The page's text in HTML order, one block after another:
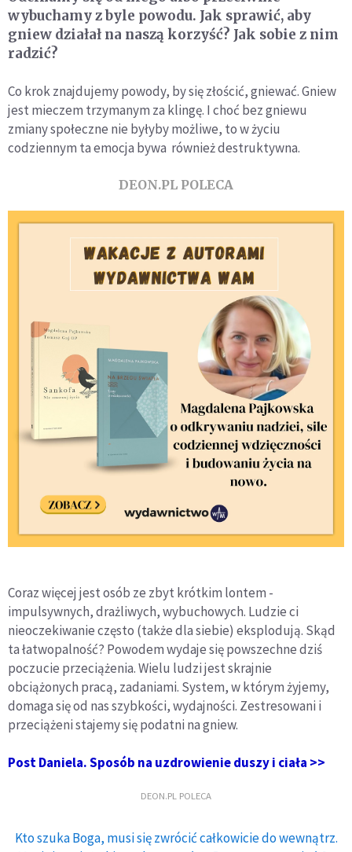
wybuchamy z byle powodu. Jak sprawić, aby
gniew działał na naszą korzyść? Jak sobie z nim
radzić?
Co krok znajdujemy powody, by się złościć, gniewać. Gniew
jest mieczem trzymanym za klingę. I choć bez gniewu
zmiany społeczne nie byłyby możliwe, to w życiu
codziennym ta emocja bywa również destruktywna.
DEON.PL POLECA
Coraz więcej jest osób ze zbyt krótkim lontem -
impulsywnych, drażliwych, wybuchowych. Ludzie ci
nieoczekiwanie często (także dla siebie) eksplodują. Skąd
ta łatwopalność? Powodem wydaje się powszechne dziś
poczucie przeciążenia. Wielu ludzi jest skrajnie
obciążonych pracą, zadaniami. System, w którym żyjemy,
domaga się od nas szybkości, wydajności. Zestresowani i
przeciążeni stajemy się podatni na gniew.
Post Daniela. Sposób na uzdrowienie duszy i ciała >>
DEON.PL POLECA
Kto szuka Boga, musi się zwrócić całkowicie do wewnątrz.